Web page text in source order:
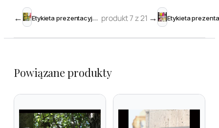
← Etykieta prezentacyjna L1 A4 210 x 297 mm żółta produkt 7 z 21 →
Powiązane produkty